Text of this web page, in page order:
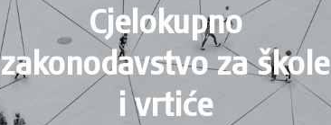
Cjelokupno
zakonodavstvo za škole
i vrtiće